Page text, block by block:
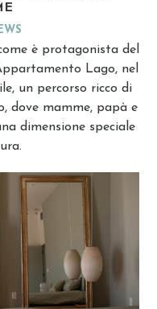
è protagonista del
Lago, nel
un percorso ricco di
dove mamme, papà e
dimensione speciale